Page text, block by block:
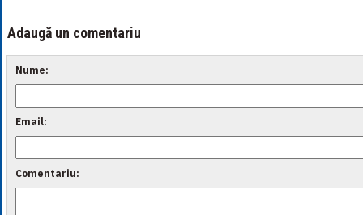
Adaugă un comentariu
Nume:
Email:
Comentariu: